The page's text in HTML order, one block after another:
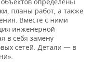
определены
планы работ, а также
Вместе с ними
инженерной
в себя замену
сетей. Детали — в